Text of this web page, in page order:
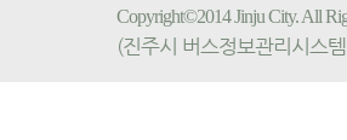
Copyright©2014 Jinju City. All
(진주시 버스정보관리시스